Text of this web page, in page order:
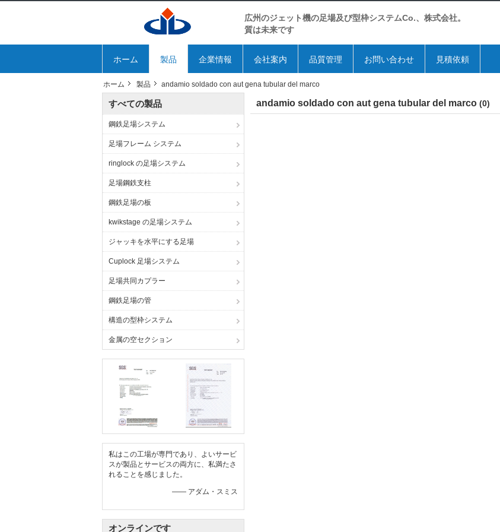
広州のジェット機の足場及び型枠システムCo.、株式会社。
質は未来です
ホーム 製品 企業情報 会社案内 品質管理 お問い合わせ 見積依頼
ホーム 製品 andamio soldado con aut gena tubular del marco
すべての製品
鋼鉄足場システム
足場フレーム システム
ringlock の足場システム
足場鋼鉄支柱
鋼鉄足場の板
kwikstage の足場システム
ジャッキを水平にする足場
Cuplock 足場システム
足場共同カプラー
鋼鉄足場の管
構造の型枠システム
金属の空セクション
私はこの工場が専門であり、よいサービ
スが製品とサービスの両方に、私満たさ
れることを感じました。
—— アダム・スミス
オンラインです
andamio soldado con aut gena tubular del marco (0)